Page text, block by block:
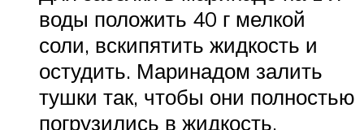
воды положить 40 г мелкой
соли, вскипятить жидкость и
остудить. Маринадом залить
тушки так, чтобы они полностью
погрузились в жидкость.